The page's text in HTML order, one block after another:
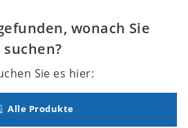
wonach Sie
suchen?
Sie es hier:
Alle Produkte